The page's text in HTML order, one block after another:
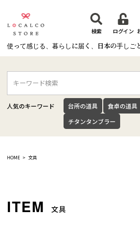
使って感じる、暮らしに届く、日本の手しご
検索 ログイン
人気のキーワード 台所の道具 食卓の道具
チタンタンブラー
HOME 文具
文具